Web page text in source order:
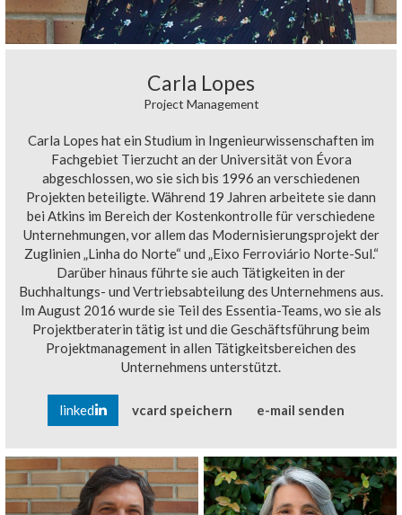
Carla Lopes
Project Management
Carla Lopes hat ein Studium in Ingenieurwissenschaften im
Fachgebiet Tierzucht an der Universität von Évora
abgeschlossen, wo sie sich bis 1996 an verschiedenen
Projekten beteiligte. Während 19 Jahren arbeitete sie dann
bei Atkins im Bereich der Kostenkontrolle für verschiedene
Unternehmungen, vor allem das Modernisierungsprojekt der
Zuglinien „Linha do Norte“ und „Eixo Ferroviário Norte-Sul.“
Darüber hinaus führte sie auch Tätigkeiten in der
Buchhaltungs- und Vertriebsabteilung des Unternehmens aus.
Im August 2016 wurde sie Teil des Essentia-Teams, wo sie als
Projektberaterin tätig ist und die Geschäftsführung beim
Projektmanagement in allen Tätigkeitsbereichen des
Unternehmens unterstützt.
linked vcard speichern e-mail senden